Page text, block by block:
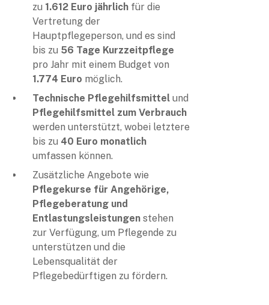
zu 1.612 Euro jährlich für die
Vertretung der
Hauptpflegeperson, und es sind
bis zu 56 Tage Kurzzeitpflege
pro Jahr mit einem Budget von
1.774 Euro möglich.
Technische Pflegehilfsmittel und
Pflegehilfsmittel zum Verbrauch
werden unterstützt, wobei letztere
bis zu 40 Euro monatlich
umfassen können.
Zusätzliche Angebote wie
Pflegekurse für Angehörige,
Pflegeberatung und
Entlastungsleistungen stehen
zur Verfügung, um Pflegende zu
unterstützen und die
Lebensqualität der
Pflegebedürftigen zu fördern.